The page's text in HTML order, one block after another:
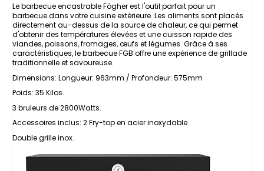
Le barbecue encastrable Fògher est l'outil parfait pour un
barbecue dans votre cuisine extérieure. Les aliments sont placés
directement au-dessus de la source de chaleur, ce qui permet
d'obtenir des températures élevées et une cuisson rapide des
viandes, poissons, fromages, œufs et légumes. Grâce à ses
caractéristiques, le barbecue FGB offre une expérience de grillade
traditionnelle et savoureuse.
Dimensions: Longueur: 963mm / Profondeur: 575mm
Poids: 35 Kilos.
3 bruleurs de 2800Watts.
Accessoires inclus: 2 Fry-top en acier inoxydable.
Double grille inox.